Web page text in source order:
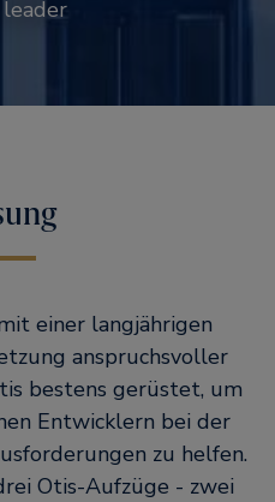
einer langjährigen
anspruchsvoller
bestens gerüstet, um
Entwicklern bei der
zu helfen.
Otis-Aufzüge - zwei